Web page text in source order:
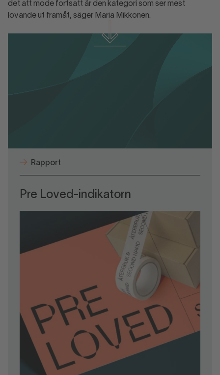
det att mode fortsatt är den kategori som ser mest
lovande ut framåt, säger Maria Mikkonen.
Rapport
Pre Loved-indikatorn